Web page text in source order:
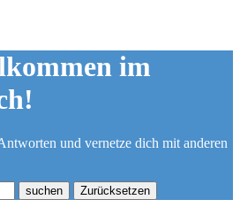
im
und vernetze dich mit anderen
Zurücksetzen